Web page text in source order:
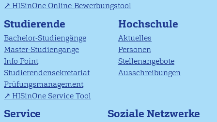
HISinOne Online-Bewerbungstool
Studierende
Bachelor-Studiengänge
Master-Studiengänge
Info Point
Studierendensekretariat
Prüfungsmanagement
HISinOne Service Tool
Hochschule
Aktuelles
Personen
Stellenangebote
Ausschreibungen
Service Soziale Netzwerke